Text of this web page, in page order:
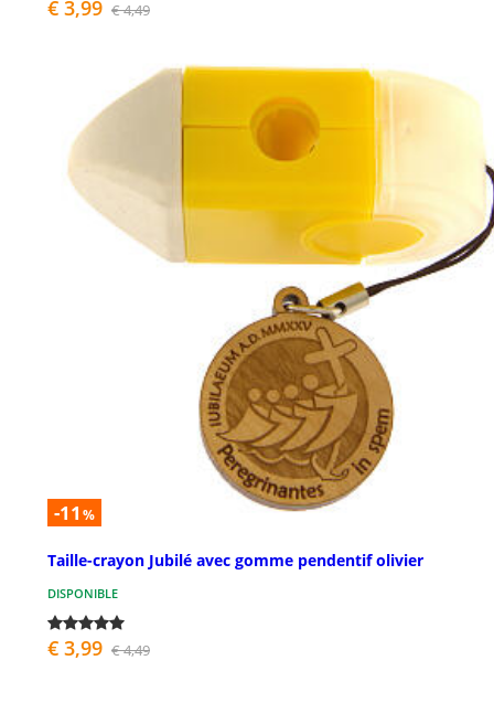
€ 3,99 € 4,49
-11 %
Taille-crayon Jubilé avec gomme pendentif olivier
DISPONIBLE
€ 3,99 € 4,49